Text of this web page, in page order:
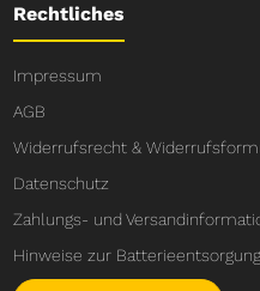
Rechtliches
Impressum
AGB
Widerrufsrecht &
Datenschutz
Zahlungs- und
Hinweise zur Batterieentsorgung